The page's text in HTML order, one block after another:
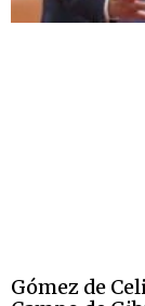
Gómez de